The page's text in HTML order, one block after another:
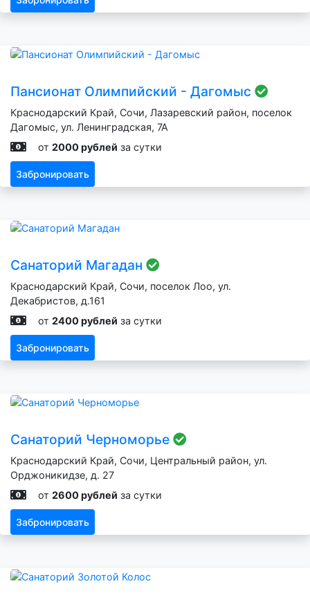
Пансионат Олимпийский - Дагомыс
Краснодарский Край, Сочи, Лазаревский район, поселок
Дагомыс, ул. Ленинградская, 7А
от 2000 рублей за сутки
Забронировать
Санаторий Магадан
Краснодарский Край, Сочи, поселок Лоо, ул.
Декабристов, д.161
от 2400 рублей за сутки
Забронировать
Санаторий Черноморье
Краснодарский Край, Сочи, Центральный район, ул.
Орджоникидзе, д. 27
от 2600 рублей за сутки
Забронировать